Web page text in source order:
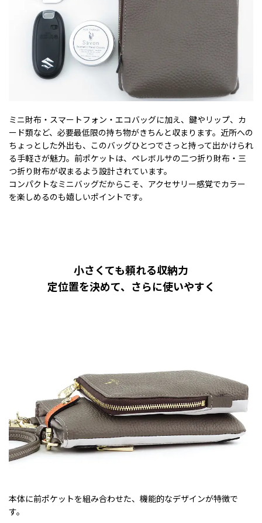
ミニ財布・スマートフォン・エコバッグに加え、鍵やリップ、カ
ード類など、必要最低限の持ち物がきちんと収まります。近所への
ちょっとした外出も、このバッグひとつでさっと持って出かけられ
る手軽さが魅力。前ポケットは、ペレボルサの二つ折り財布・三
つ折り財布が収まるよう設計されています。
コンパクトなミニバッグだからこそ、アクセサリー感覚でカラー
を楽しめるのも嬉しいポイントです。
小さくても頼れる収納力
定位置を決めて、さらに使いやすく
本体に前ポケットを組み合わせた、機能的なデザインが特徴で
す。